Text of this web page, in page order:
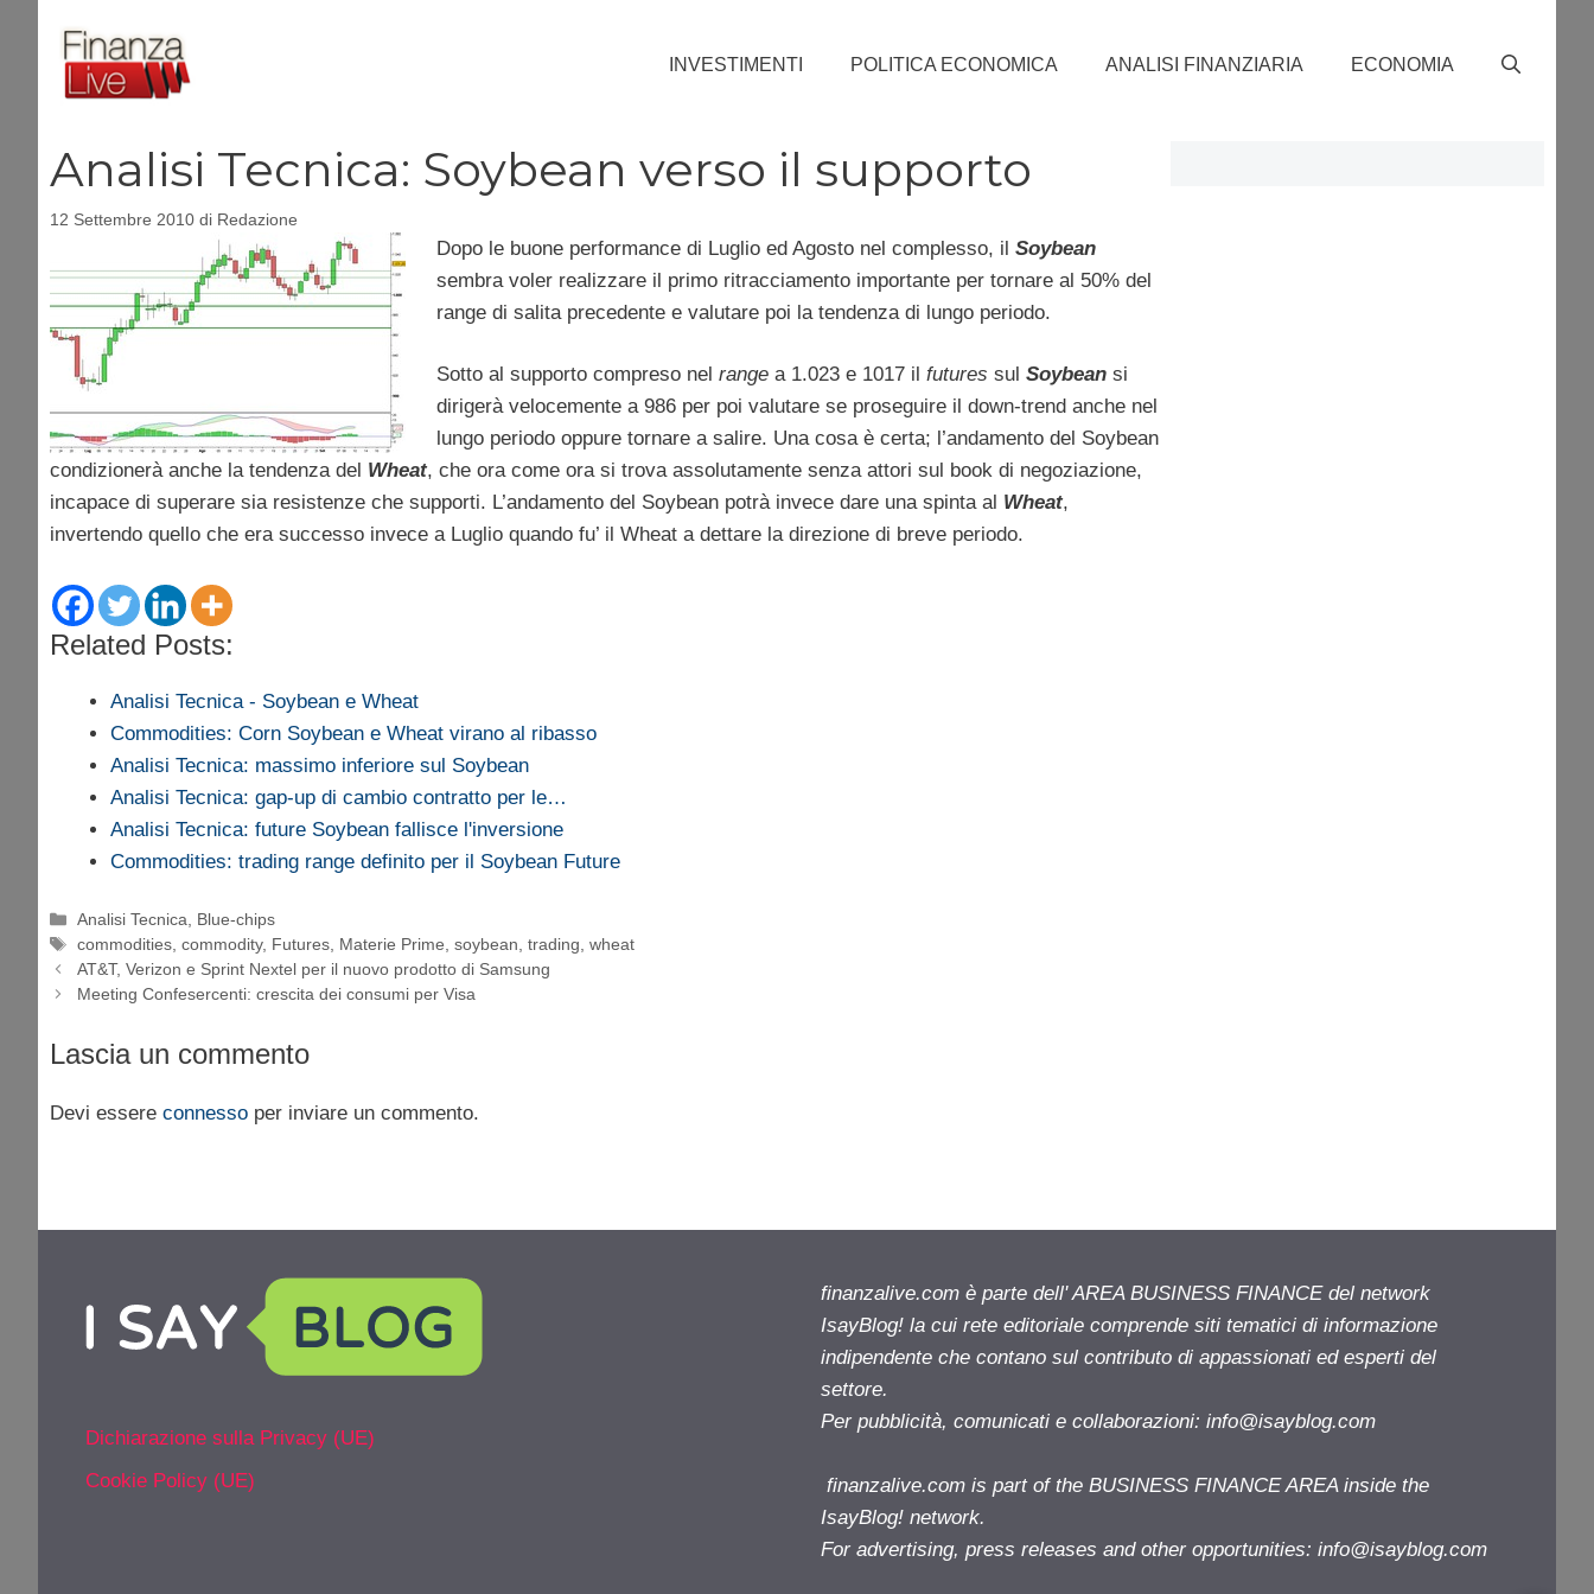
contenuto
INVESTIMENTI POLITICA ECONOMICA ANALISI FINANZIARIA ECONOMIA
Analisi Tecnica: Soybean verso il supporto
12 Settembre 2010 di Redazione
Dopo le buone performance di Luglio ed Agosto nel complesso, il Soybean
sembra voler realizzare il primo ritracciamento importante per tornare al 50% del
range di salita precedente e valutare poi la tendenza di lungo periodo.
Sotto al supporto compreso nel range a 1.023 e 1017 il futures sul Soybean si
dirigerà velocemente a 986 per poi valutare se proseguire il down-trend anche nel
lungo periodo oppure tornare a salire. Una cosa è certa; l’andamento del Soybean
condizionerà anche la tendenza del Wheat, che ora come ora si trova assolutamente senza attori sul book di negoziazione,
incapace di superare sia resistenze che supporti. L’andamento del Soybean potrà invece dare una spinta al Wheat,
invertendo quello che era successo invece a Luglio quando fu’ il Wheat a dettare la direzione di breve periodo.
Related Posts:
Analisi Tecnica - Soybean e Wheat
Commodities: Corn Soybean e Wheat virano al ribasso
Analisi Tecnica: massimo inferiore sul Soybean
Analisi Tecnica: gap-up di cambio contratto per le…
Analisi Tecnica: future Soybean fallisce l'inversione
Commodities: trading range definito per il Soybean Future
Categorie
Analisi Tecnica
Blue-chips
Tag
commodities ,commodity, Futures Materie Prime ,soybean ,trading ,wheat
AT&T, Verizon e Sprint Nextel per il nuovo prodotto di Samsung
Meeting Confesercenti: crescita dei consumi per Visa
Lascia un commento
Devi essere connesso per inviare un commento.
Dichiarazione sulla Privacy (UE)
Cookie Policy (UE)
finanzalive.com è parte dell' AREA BUSINESS FINANCE del network
IsayBlog! la cui rete editoriale comprende siti tematici di informazione
indipendente che contano sul contributo di appassionati ed esperti del
settore.
Per pubblicità, comunicati e collaborazioni: info@isayblog.com
finanzalive.com is part of the BUSINESS FINANCE AREA inside the
IsayBlog! network.
For advertising, press releases and other opportunities: info@isayblog.com